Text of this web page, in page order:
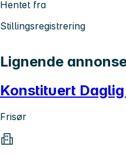
Hentet fra
Stillingsregistrering
Lignende
Konstituert
Frisør